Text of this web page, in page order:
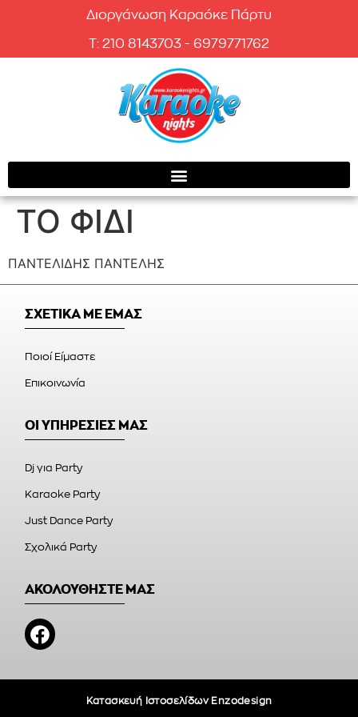
Διοργάνωση Καραόκε Πάρτυ
T: 210 8143703 - 6979771762
ΤΟ ΦΙΔΙ
ΠΑΝΤΕΛΙΔΗΣ ΠΑΝΤΕΛΗΣ
ΣΧΕΤΙΚΑ ΜΕ ΕΜΑΣ
Ποιοί Είμαστε
Επικοινωνία
ΟΙ ΥΠΗΡΕΣΙΕΣ ΜΑΣ
Dj για Party
Karaoke Party
Just Dance Party
Σχολικά Party
ΑΚΟΛΟΥΘΗΣΤΕ ΜΑΣ
Κατασκευή Ιστοσελίδων Enzodesign